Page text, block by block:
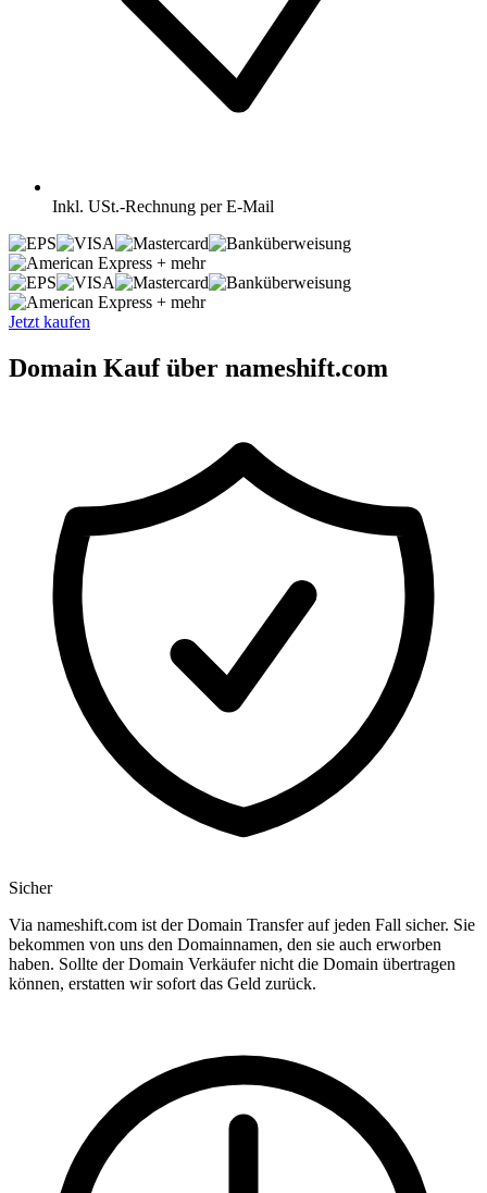
Inkl. USt.-Rechnung per E-Mail
+ mehr
+ mehr
Jetzt kaufen
Domain Kauf über nameshift.com
Sicher
Via nameshift.com ist der Domain Transfer auf jeden Fall sicher. Sie
bekommen von uns den Domainnamen, den sie auch erworben
haben. Sollte der Domain Verkäufer nicht die Domain übertragen
können, erstatten wir sofort das Geld zurück.